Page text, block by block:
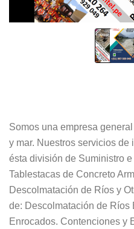
Somos una empresa
y mar. Nuestros servicios
ésta división de Suministro
Tablestacas de Concreto
Descolmatación de Ríos y
de: Descolmatación de Ríos
Enrocados. Contenciones y